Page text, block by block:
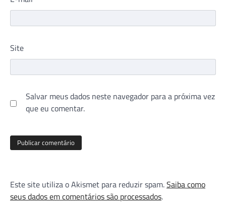
Site
Salvar meus dados neste navegador para a próxima vez
que eu comentar.
Este site utiliza o Akismet para reduzir spam.Saiba como
seus dados em comentários são processados.